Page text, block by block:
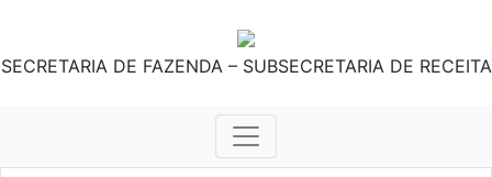
SECRETARIA DE FAZENDA – SUBSECRETARIA DE RECEITA